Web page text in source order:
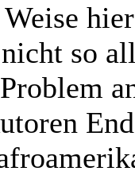
so